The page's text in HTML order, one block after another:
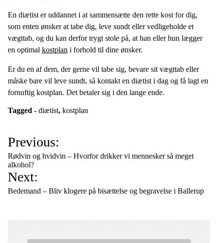
En diætist er uddannet i at sammensætte den rette kost for dig,
som enten ønsker at tabe dig, leve sundt eller vedligeholde et
vægttab, og du kan derfor trygt stole på, at han eller hun lægger
en optimal kostplan i forhold til dine ønsker.
Er du en af dem, der gerne vil tabe sig, bevare sit vægttab eller
måske bare vil leve sundt, så kontakt en diætist i dag og få lagt en
fornuftig kostplan. Det betaler sig i den lange ende.
Tagged - diætist, kostplan
I
n
d
l
æ
s
n
Previous:
Rødvin og hvidvin – Hvorfor drikker vi mennesker så meget
alkohol?
Next:
Bedemand – Bliv klogere på bisættelse og begravelse i Ballerup